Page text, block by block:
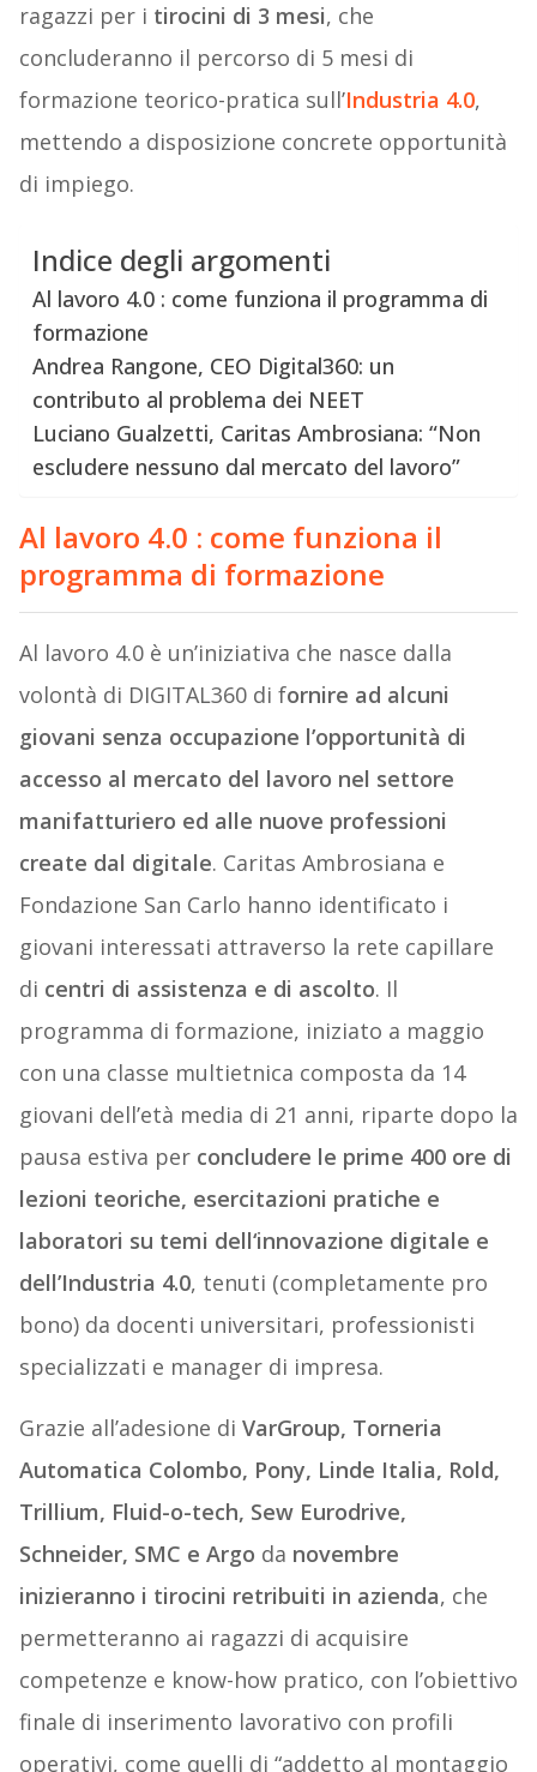
ragazzi per i tirocini di 3 mesi, che
concluderanno il percorso di 5 mesi di
formazione teorico-pratica sull’Industria 4.0,
mettendo a disposizione concrete opportunità
di impiego.
Indice degli argomenti
Al lavoro 4.0 : come funziona il programma di
formazione
Andrea Rangone, CEO Digital360: un
contributo al problema dei NEET
Luciano Gualzetti, Caritas Ambrosiana: “Non
escludere nessuno dal mercato del lavoro”
Al lavoro 4.0 : come funziona il
programma di formazione
Al lavoro 4.0 è un’iniziativa che nasce dalla
volontà di DIGITAL360 di fornire ad alcuni
giovani senza occupazione l’opportunità di
accesso al mercato del lavoro nel settore
manifatturiero ed alle nuove professioni
create dal digitale. Caritas Ambrosiana e
Fondazione San Carlo hanno identificato i
giovani interessati attraverso la rete capillare
di centri di assistenza e di ascolto. Il
programma di formazione, iniziato a maggio
con una classe multietnica composta da 14
giovani dell’età media di 21 anni, riparte dopo la
pausa estiva per concludere le prime 400 ore di
lezioni teoriche, esercitazioni pratiche e
laboratori su temi dell‘innovazione digitale e
dell’Industria 4.0, tenuti (completamente pro
bono) da docenti universitari, professionisti
specializzati e manager di impresa.
Grazie all’adesione di VarGroup, Torneria
Automatica Colombo, Pony, Linde Italia, Rold,
Trillium, Fluid-o-tech, Sew Eurodrive,
Schneider, SMC e Argo da novembre
inizieranno i tirocini retribuiti in azienda, che
permetteranno ai ragazzi di acquisire
competenze e know-how pratico, con l’obiettivo
finale di inserimento lavorativo con profili
operativi, come quelli di “addetto al montaggio